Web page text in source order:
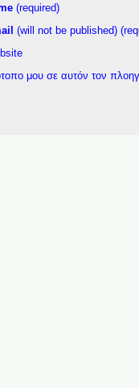
(required)
(will not be published)
μου σε αυτόν τον